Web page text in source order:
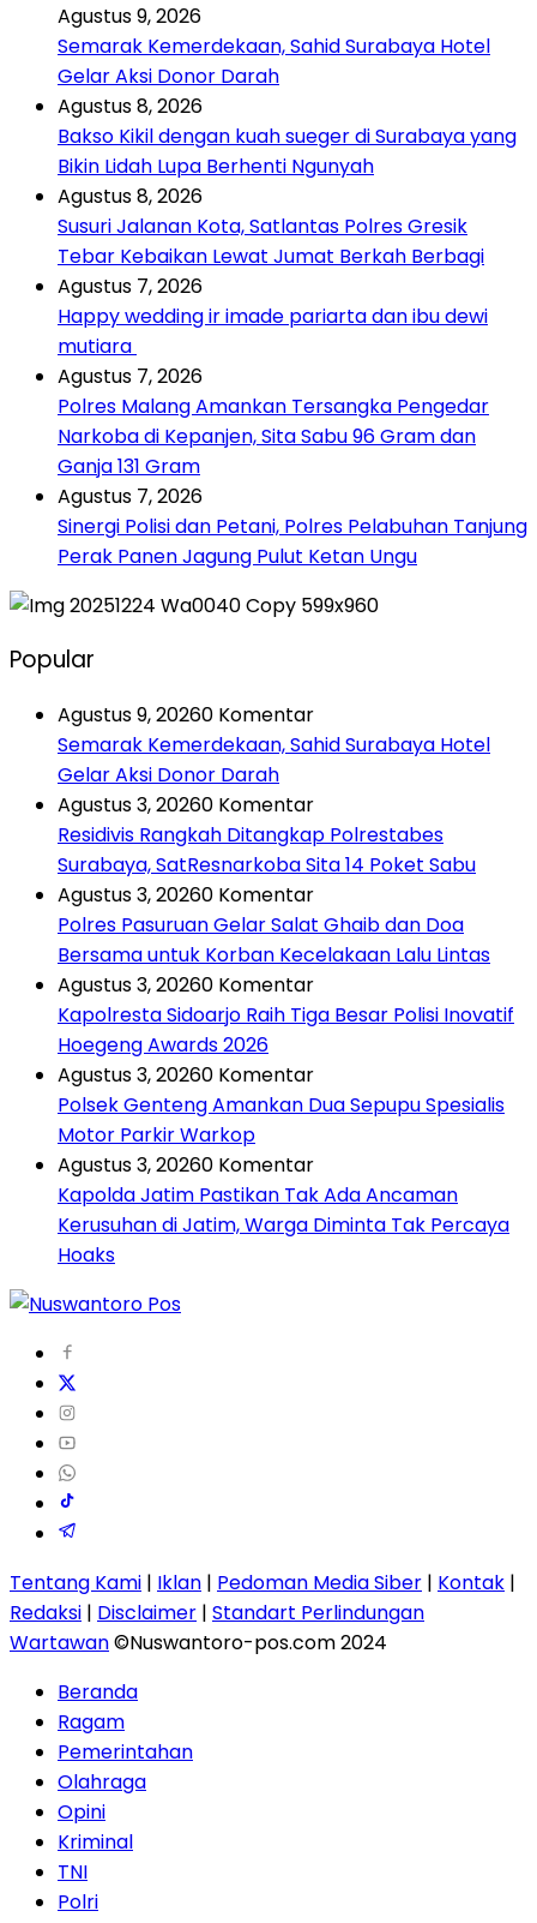
Agustus 9, 2026
Semarak Kemerdekaan, Sahid Surabaya Hotel
Gelar Aksi Donor Darah
Agustus 8, 2026
Bakso Kikil dengan kuah sueger di Surabaya yang
Bikin Lidah Lupa Berhenti Ngunyah
Agustus 8, 2026
Susuri Jalanan Kota, Satlantas Polres Gresik
Tebar Kebaikan Lewat Jumat Berkah Berbagi
Agustus 7, 2026
Happy wedding ir imade pariarta dan ibu dewi
mutiara
Agustus 7, 2026
Polres Malang Amankan Tersangka Pengedar
Narkoba di Kepanjen, Sita Sabu 96 Gram dan
Ganja 131 Gram
Agustus 7, 2026
Sinergi Polisi dan Petani, Polres Pelabuhan Tanjung
Perak Panen Jagung Pulut Ketan Ungu
Popular
Agustus 9, 20260 Komentar
Semarak Kemerdekaan, Sahid Surabaya Hotel
Gelar Aksi Donor Darah
Agustus 3, 20260 Komentar
Residivis Rangkah Ditangkap Polrestabes
Surabaya, SatResnarkoba Sita 14 Poket Sabu
Agustus 3, 20260 Komentar
Polres Pasuruan Gelar Salat Ghaib dan Doa
Bersama untuk Korban Kecelakaan Lalu Lintas
Agustus 3, 20260 Komentar
Kapolresta Sidoarjo Raih Tiga Besar Polisi Inovatif
Hoegeng Awards 2026
Agustus 3, 20260 Komentar
Polsek Genteng Amankan Dua Sepupu Spesialis
Motor Parkir Warkop
Agustus 3, 20260 Komentar
Kapolda Jatim Pastikan Tak Ada Ancaman
Kerusuhan di Jatim, Warga Diminta Tak Percaya
Hoaks
Tentang Kami | Iklan | Pedoman Media Siber | Kontak |
Redaksi | Disclaimer | Standart Perlindungan
Wartawan©Nuswantoro-pos.com 2024
Beranda
Ragam
Pemerintahan
Olahraga
Opini
Kriminal
TNI
Polri